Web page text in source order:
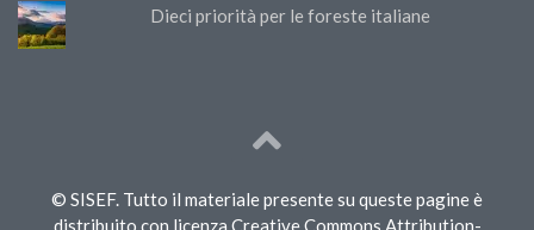
Dieci priorità per le foreste italiane
© SISEF. Tutto il materiale presente su queste pagine è
distribuito con licenza Creative Commons Attribution-